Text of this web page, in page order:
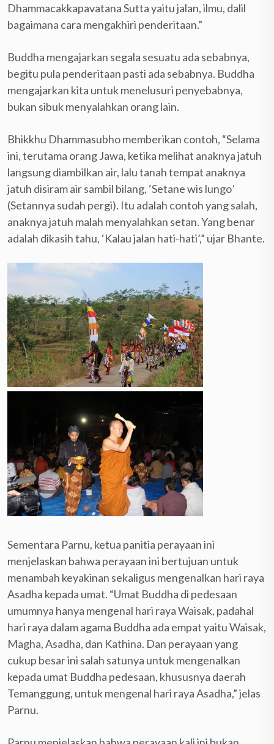
Dhammacakkapavatana Sutta yaitu jalan, ilmu, dalil
bagaimana cara mengakhiri penderitaan.”
Buddha mengajarkan segala sesuatu ada sebabnya,
begitu pula penderitaan pasti ada sebabnya. Buddha
mengajarkan kita untuk menelusuri penyebabnya,
bukan sibuk menyalahkan orang lain.
Bhikkhu Dhammasubho memberikan contoh, “Selama
ini, terutama orang Jawa, ketika melihat anaknya jatuh
langsung diambilkan air, lalu tanah tempat anaknya
jatuh disiram air sambil bilang, ‘Setane wis lungo’
(Setannya sudah pergi). Itu adalah contoh yang salah,
anaknya jatuh malah menyalahkan setan. Yang benar
adalah dikasih tahu, ‘Kalau jalan hati-hati’,” ujar Bhante.
Sementara Parnu, ketua panitia perayaan ini
menjelaskan bahwa perayaan ini bertujuan untuk
menambah keyakinan sekaligus mengenalkan hari raya
Asadha kepada umat. “Umat Buddha di pedesaan
umumnya hanya mengenal hari raya Waisak, padahal
hari raya dalam agama Buddha ada empat yaitu Waisak,
Magha, Asadha, dan Kathina. Dan perayaan yang
cukup besar ini salah satunya untuk mengenalkan
kepada umat Buddha pedesaan, khususnya daerah
Temanggung, untuk mengenal hari raya Asadha,” jelas
Parnu.